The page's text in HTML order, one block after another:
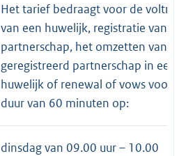
Het tarief bedraagt voor de
van een huwelijk, registratie van
partnerschap, het omzetten van
geregistreerd partnerschap in een
huwelijk of renewal of vows voor
duur van 60 minuten op:
dinsdag van 09.00 uur – 10.00